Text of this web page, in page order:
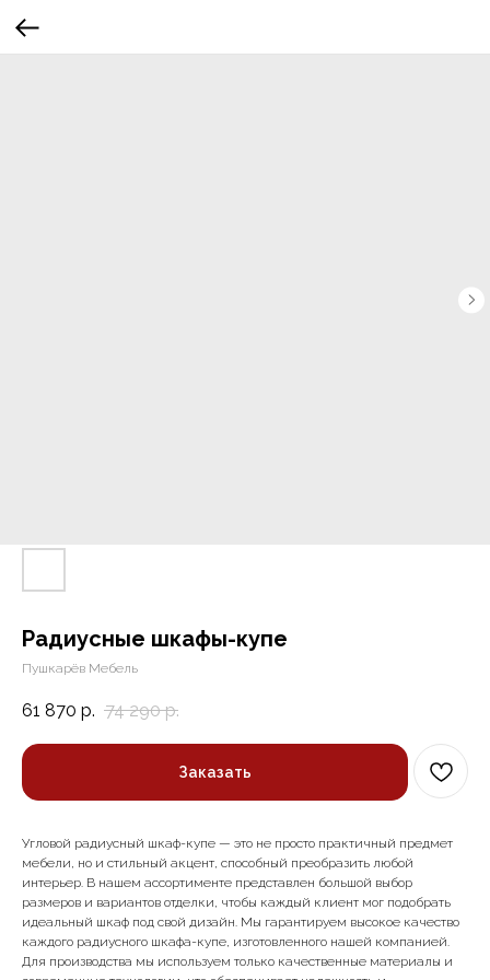
Радиусные шкафы-купе
Пушкарёв Мебель
61 870 р. 74 290 р.
Заказать
Угловой радиусный шкаф-купе — это не просто практичный предмет
мебели, но и стильный акцент, способный преобразить любой
интерьер. В нашем ассортименте представлен большой выбор
размеров и вариантов отделки, чтобы каждый клиент мог подобрать
идеальный шкаф под свой дизайн. Мы гарантируем высокое качество
каждого радиусного шкафа-купе, изготовленного нашей компанией.
Для производства мы используем только качественные материалы и